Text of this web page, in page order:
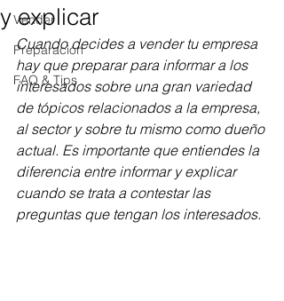
Vender
Preparación
FAQ & Tips
y explicar
Cuando decides a vender tu empresa
hay que preparar para informar a los
interesados sobre una gran variedad
de tópicos relacionados a la empresa,
al sector y sobre tu mismo como dueño
actual. Es importante que entiendes la
diferencia entre informar y explicar
cuando se trata a contestar las
preguntas que tengan los interesados.